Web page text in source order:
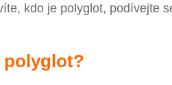
kdo je polyglot, podívejte
polyglot?